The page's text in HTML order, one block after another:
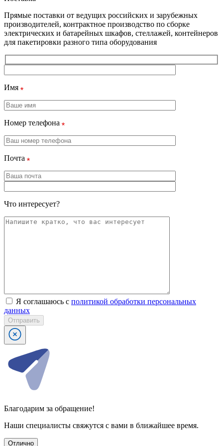
Прямые поставки от ведущих российских и зарубежных
производителей, контрактное производство по сборке
электрических и батарейных шкафов, стеллажей, контейнеров
для пакетировки разного типа оборудования
Имя
Номер телефона
Почта
Что интересует?
Я соглашаюсь с политикой обработки персональных
данных
Отправить
Благодарим за обращение!
Наши специалисты свяжутся с вами в ближайшее время.
Отлично